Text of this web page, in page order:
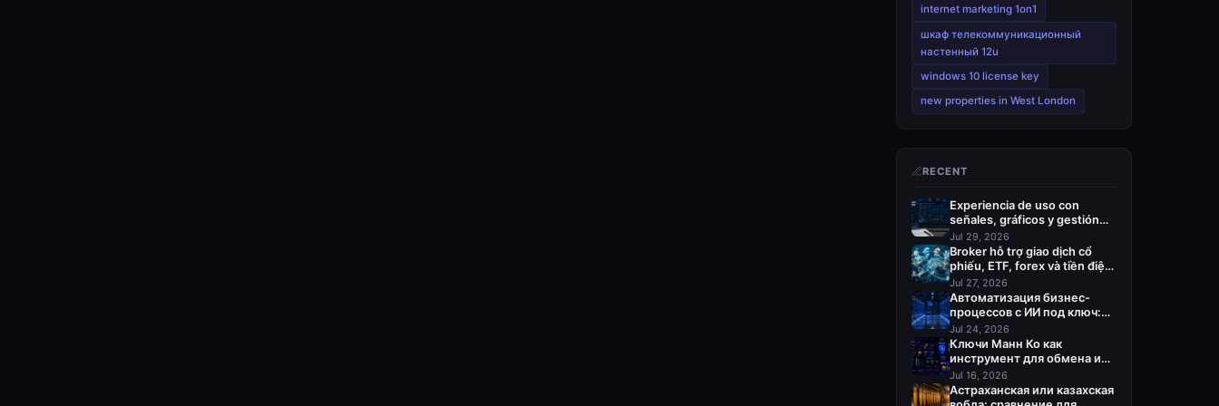
internet marketing 1on1
шкаф телекоммуникационный
настенный 12u
windows 10 license key
new properties in West London
RECENT
Experiencia de uso con
señales, gráficos y gestión
del riesgo
Jul 29, 2026
Broker hỗ trợ giao dịch cổ
phiếu, ETF, forex và tiền điện
tử
Jul 27, 2026
Автоматизация бизнес-
процессов с ИИ под ключ:
кого выбрать
Jul 24, 2026
Ключи Манн Ко как
инструмент для обмена и
пополнения Steam
Jul 16, 2026
Астраханская или казахская